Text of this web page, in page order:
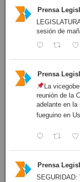
Prensa
sesión de
Prensa
La
reunión de la
adelante en la
fueguino en
Prensa
SEGURIDAD: